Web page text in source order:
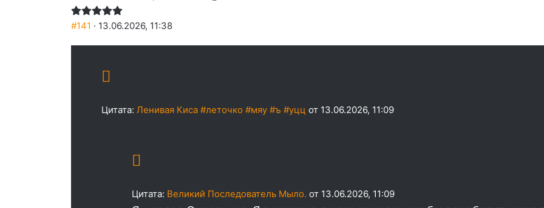
#141 · 13.06.2026, 11:38
Цитата: Ленивая Киса #леточко #мяу #ъ #уцц от 13.06.2026, 11:09
Цитата: Великий Последователь Мыло. от 13.06.2026, 11:09